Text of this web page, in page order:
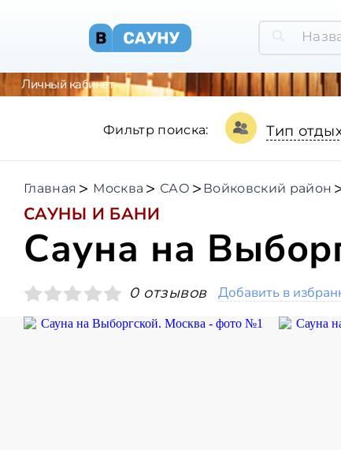
Личный кабинет
Фильтр поиска: Тип
Главная Москва САО Войковский район
САУНЫ И БАНИ
Сауна на
0 отзывов Добавить в